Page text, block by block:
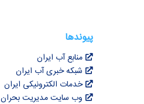
پیوندها
منابع آب ایران
شبکه خبری آب ایران
خدمات الکترونیکی ایران
وب سایت مدیریت بحران